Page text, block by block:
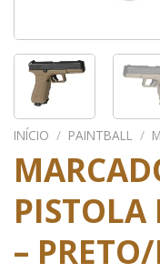
INÍCIO / PAINTBALL /
–